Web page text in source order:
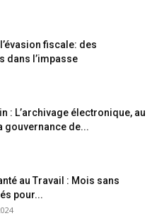
fiscale: des
dans l’impasse
: L’archivage électronique, au
gouvernance de...
au Travail : Mois sans
pour...